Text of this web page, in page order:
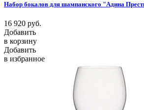
Набор бокалов для шампанского "Адина
16 920 руб.
Добавить
в корзину
Добавить
в избранное